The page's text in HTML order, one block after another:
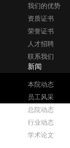
我们的优势
资质证书
荣誉证书
人才招聘
联系我们
新闻
本院动态
员工风采
总院动态
行业动态
学术论文